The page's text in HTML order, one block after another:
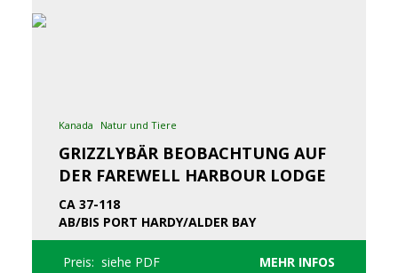
Kanada Natur und Tiere
GRIZZLYBÄR BEOBACHTUNG AUF
DER FAREWELL HARBOUR LODGE
CA 37-118
AB/BIS PORT HARDY/ALDER BAY
Preis: siehe PDF MEHR INFOS